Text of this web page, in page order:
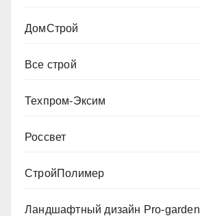
ДомСтрой
Все строй
Техпром-Эксим
Россвет
СтройПолимер
Ландшафтный дизайн Pro-garden